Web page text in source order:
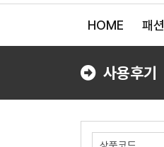
HOME 패션
사용후기